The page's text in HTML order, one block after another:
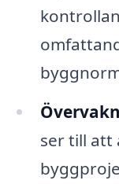
ser till att